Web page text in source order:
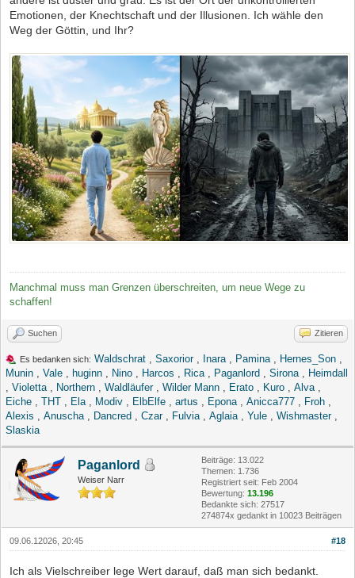
Emotionen, der Knechtschaft und der Illusionen. Ich wähle den
Weg der Göttin, und Ihr?
Manchmal muss man Grenzen überschreiten, um neue Wege zu
schaffen!
Suchen Zitieren
Es bedanken sich: Waldschrat Saxorior, Inara Pamina Hernes_Son
Munin
Vale huginn Nino Harcos Rica Paganlord Sirona
Heimdall
Violetta Northern Waldläufer, Wilder Mann Erato Kuro Alva
Eiche
THT Ela Modiv ElbElfe artus Epona Anicca777 Froh
Alexis
Anuscha Dancred Czar, Fulvia Aglaia Yule Wishmaster,
Slaskia
Paganlord
Weiser Narr
Beiträge: 13.022
Themen: 1.736
Registriert seit: Feb 2004
Bewertung: 13.196
Bedankte sich: 27517
274874x gedankt in 10023 Beiträgen
#18
09.06.12026, 20:45
Ich als Vielschreiber lege Wert darauf, daß man sich bedankt.